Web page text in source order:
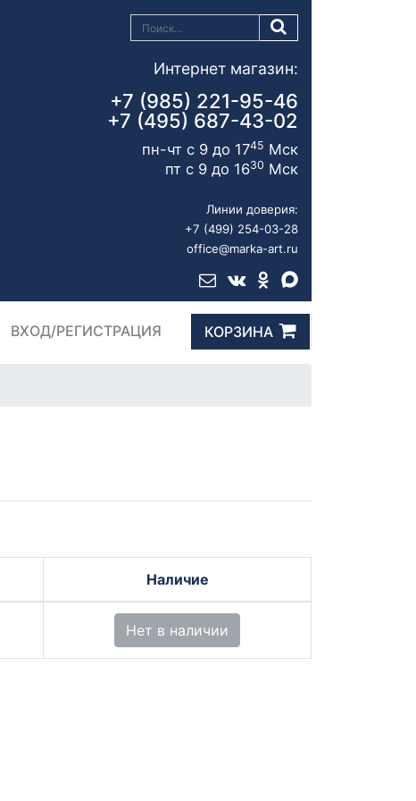
Интернет магазин:
+7 (985) 221-95-46
+7 (495) 687-43-02
пн-чт с 9 до 1745 Мск
пт с 9 до 1630 Мск
Линии доверия:
+7 (499) 254-03-28
office@marka-art.ru
ВХОД/РЕГИСТРАЦИЯ КОРЗИНА
Наличие
Нет в наличии